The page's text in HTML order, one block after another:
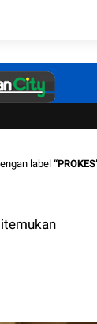
label PROKES